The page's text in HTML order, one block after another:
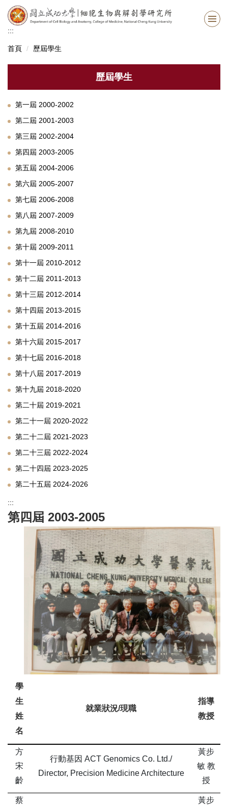
跳
到
主
內
:::
首頁 歷屆學生
歷屆學生
第一屆 2000-2002
第二屆 2001-2003
第三屆 2002-2004
第四屆 2003-2005
第五屆 2004-2006
第六屆 2005-2007
第七屆 2006-2008
第八屆 2007-2009
第九屆 2008-2010
第十屆 2009-2011
第十一屆 2010-2012
第十二屆 2011-2013
第十三屆 2012-2014
第十四屆 2013-2015
第十五屆 2014-2016
第十六屆 2015-2017
第十七屆 2016-2018
第十八屆 2017-2019
第十九屆 2018-2020
第二十屆 2019-2021
第二十一屆 2020-2022
第二十二屆 2021-2023
第二十三屆 2022-2024
第二十四屆 2023-2025
第二十五屆 2024-2026
:::
第四屆 2003-2005
學
生
姓
名
就業狀況/現職
指導
教授
方
宋
齡
行動基因 ACT Genomics Co. Ltd./
Director, Precision Medicine Architecture
黃步
敏 教
授
蔡
黃步